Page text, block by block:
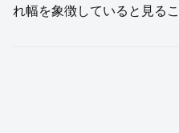
れ幅を象徴していると見る